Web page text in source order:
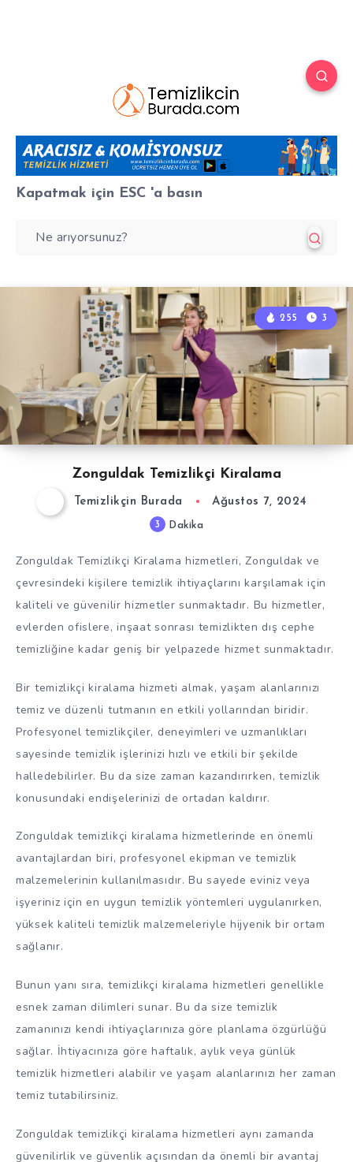
Kapatmak için ESC 'a basın
Zonguldak Temizlikçi Kiralama
255 3
Temizlikçin Burada Ağustos 7, 2024
3 Dakika
Zonguldak Temizlikçi Kiralama hizmetleri, Zonguldak ve
çevresindeki kişilere temizlik ihtiyaçlarını karşılamak için
kaliteli ve güvenilir hizmetler sunmaktadır. Bu hizmetler,
evlerden ofislere, inşaat sonrası temizlikten dış cephe
temizliğine kadar geniş bir yelpazede hizmet sunmaktadır.
Bir temizlikçi kiralama hizmeti almak, yaşam alanlarınızı
temiz ve düzenli tutmanın en etkili yollarından biridir.
Profesyonel temizlikçiler, deneyimleri ve uzmanlıkları
sayesinde temizlik işlerinizi hızlı ve etkili bir şekilde
halledebilirler. Bu da size zaman kazandırırken, temizlik
konusundaki endişelerinizi de ortadan kaldırır.
Zonguldak temizlikçi kiralama hizmetlerinde en önemli
avantajlardan biri, profesyonel ekipman ve temizlik
malzemelerinin kullanılmasıdır. Bu sayede eviniz veya
işyeriniz için en uygun temizlik yöntemleri uygulanırken,
yüksek kaliteli temizlik malzemeleriyle hijyenik bir ortam
sağlanır.
Bunun yanı sıra, temizlikçi kiralama hizmetleri genellikle
esnek zaman dilimleri sunar. Bu da size temizlik
zamanınızı kendi ihtiyaçlarınıza göre planlama özgürlüğü
sağlar. İhtiyacınıza göre haftalık, aylık veya günlük
temizlik hizmetleri alabilir ve yaşam alanlarınızı her zaman
temiz tutabilirsiniz.
Zonguldak temizlikçi kiralama hizmetleri aynı zamanda
güvenilirlik ve güvenlik açısından da önemli bir avantaj